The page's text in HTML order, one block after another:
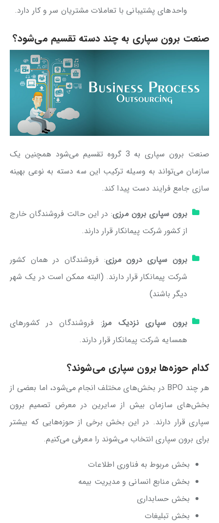
واحدهای پشتیبانی با تعاملات مشتریان سر و کار دارد.
صنعت برون سپاری به چند دسته تقسیم می‌شود؟
صنعت برون سپاری به 3 گروه تقسیم می‌شود همچنین یک
سازمان می‌تواند به وسیله ترکیب این سه دسته به نوعی بهینه
سازی جامع فرایند دست پیدا کند.
برون سپاری برون مرزی: در این حالت فروشندگان خارج
از کشور شرکت پیمانکار قرار دارند.
برون سپاری درون مرزی: فروشندگان در همان کشور
شرکت پیمانکار قرار دارند. (البته ممکن است در یک شهر
دیگر باشند)
برون سپاری نزدیک مرز: فروشندگان در کشورهای
همسایه شرکت پیمانکار قرار دارند.
کدام حوزه‌ها برون سپاری می‌شوند؟
هر چند BPO در بخش‌های مختلف انجام می‌شود، اما بعضی از
بخش‌های سازمان بیش از سایرین در معرض تصمیم برون
سپاری قرار دارند. در این بخش برخی از حوزه‌هایی که بیشتر
برای برون سپاری انتخاب می‌شوند را معرفی می‌کنیم.
بخش مربوط به فناوری اطلاعات
بخش منابع انسانی و مدیریت بیمه
بخش حسابداری
بخش تبلیغات